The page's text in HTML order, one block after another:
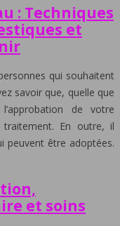
: Techniques
et
qui souhaitent
savoir que, quelle que
de votre
En outre, il
peuvent être adoptées.
et soins